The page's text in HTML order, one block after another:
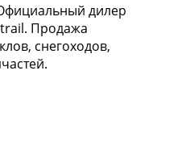
дилер
Продажа
снегоходов,